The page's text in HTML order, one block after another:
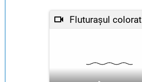
Fluturașul colorat